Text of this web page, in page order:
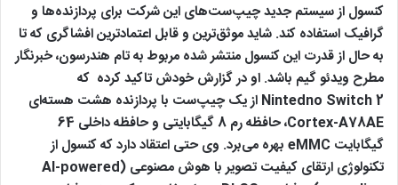
کنسول از سیستم جدید چیپ‌ست‌های این شرکت برای پردازنده‌ها و
گرافیک استفاده کند. شاید موثق‌ترین و قابل اعتمادترین افشاگری که تا
به حال از قدرت این کنسول منتشر شده مربوط به تام هندرسون، خبرنگار
مطرح ویدئو گیم باشد. او در گزارش خودش تاکید کرده که
Nintedno Switch 2 از یک چیپ‌ست با پردازنده هشت هسته‌ای
Cortex-A78AE، حافظه رم 8 گیگابایتی و حافظه داخلی 64
گیگابایت eMMC بهره می‌برد. وی حتی اعتقاد دارد که کنسول از
تکنولوژی ارتقای کیفیت تصویر با هوش مصنوعی (AI-powered